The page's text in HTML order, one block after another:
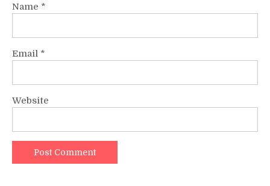
Name *
Email *
Website